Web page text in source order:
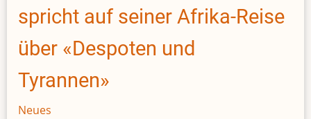
GIZ
spricht auf seiner Afrika-Reise
über «Despoten und
Tyrannen»
Neues